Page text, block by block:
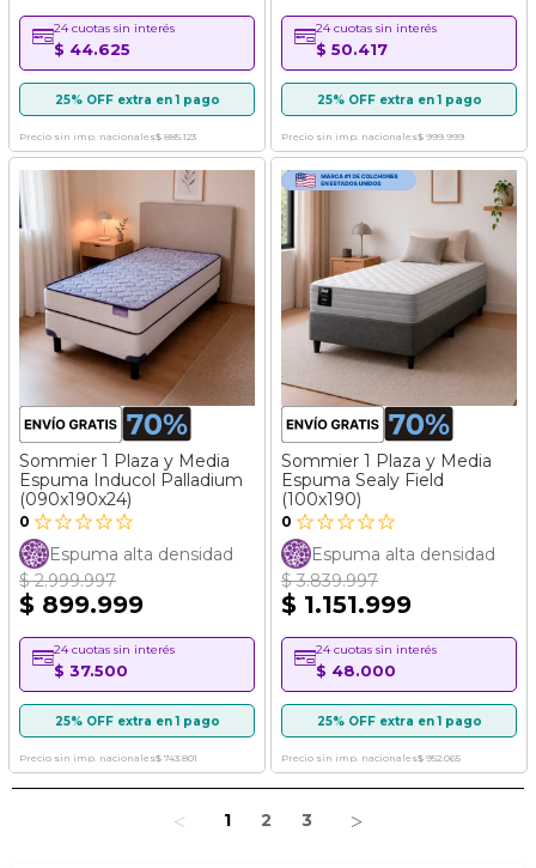
24 cuotas sin interés
$ 44.625
25% OFF extra en 1 pago
Precio sin imp. nacionales$ 885.123
24 cuotas sin interés
$ 50.417
25% OFF extra en 1 pago
Precio sin imp. nacionales$ 999.999
Sommier 1 Plaza y Media
Espuma Inducol Palladium
(090x190x24)
0
Espuma alta densidad
$ 2.999.997
$ 899.999
24 cuotas sin interés
$ 37.500
25% OFF extra en 1 pago
Precio sin imp. nacionales$ 743.801
Sommier 1 Plaza y Media
Espuma Sealy Field
(100x190)
0
Espuma alta densidad
$ 3.839.997
$ 1.151.999
24 cuotas sin interés
$ 48.000
25% OFF extra en 1 pago
Precio sin imp. nacionales$ 952.065
Página
PáginaEstás leyendo la página
1 Página
2 Página
3 Página